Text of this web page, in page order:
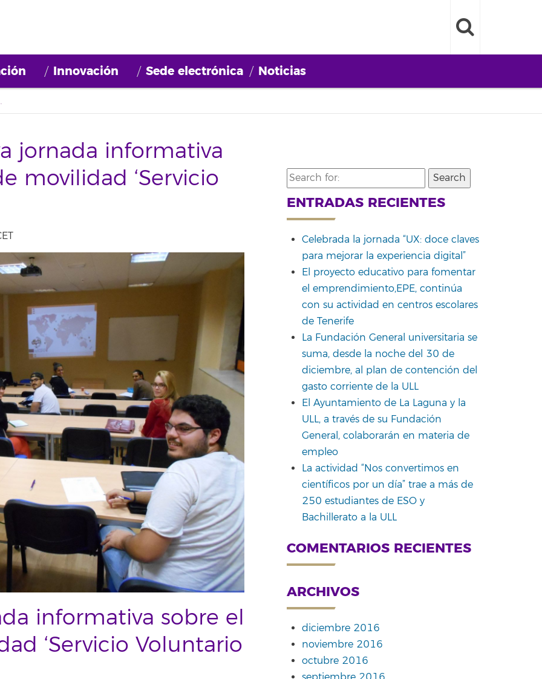
Innovación Sede electrónica Noticias
Voluntario Europeo’
jornada informativa
movilidad ‘Servicio
informativa sobre el
‘Servicio Voluntario
Search
for:
ENTRADAS RECIENTES
Celebrada la jornada “UX: doce claves
para mejorar la experiencia digital”
El proyecto educativo para fomentar
el emprendimiento,EPE, continúa
con su actividad en centros escolares
de Tenerife
La Fundación General universitaria se
suma, desde la noche del 30 de
diciembre, al plan de contención del
gasto corriente de la ULL
El Ayuntamiento de La Laguna y la
ULL, a través de su Fundación
General, colaborarán en materia de
empleo
La actividad “Nos convertimos en
científicos por un día” trae a más de
250 estudiantes de ESO y
Bachillerato a la ULL
COMENTARIOS RECIENTES
ARCHIVOS
diciembre 2016
noviembre 2016
octubre 2016